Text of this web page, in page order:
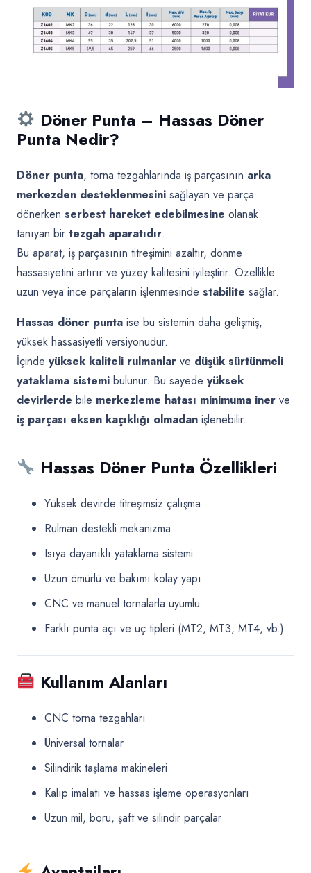
Döner Punta – Hassas Döner
Punta Nedir?
Döner punta, torna tezgahlarında iş parçasının arka
merkezden desteklenmesini sağlayan ve parça
dönerken serbest hareket edebilmesine olanak
tanıyan bir tezgah aparatıdır.
Bu aparat, iş parçasının titreşimini azaltır, dönme
hassasiyetini artırır ve yüzey kalitesini iyileştirir. Özellikle
uzun veya ince parçaların işlenmesinde stabilite sağlar.
Hassas döner punta ise bu sistemin daha gelişmiş,
yüksek hassasiyetli versiyonudur.
İçinde yüksek kaliteli rulmanlar ve düşük sürtünmeli
yataklama sistemi bulunur. Bu sayede yüksek
devirlerde bile merkezleme hatası minimuma iner ve
iş parçası eksen kaçıklığı olmadan işlenebilir.
Hassas Döner Punta Özellikleri
Yüksek devirde titreşimsiz çalışma
Rulman destekli mekanizma
Isıya dayanıklı yataklama sistemi
Uzun ömürlü ve bakımı kolay yapı
CNC ve manuel tornalarla uyumlu
Farklı punta açı ve uç tipleri (MT2, MT3, MT4, vb.)
Kullanım Alanları
CNC torna tezgahları
Üniversal tornalar
Silindirik taşlama makineleri
Kalıp imalatı ve hassas işleme operasyonları
Uzun mil, boru, şaft ve silindir parçalar